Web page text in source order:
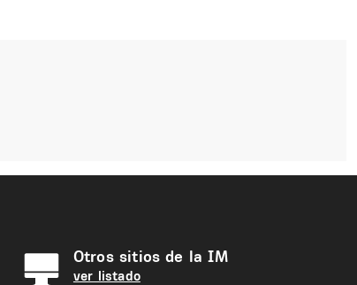
Otros sitios de la IM
ver listado